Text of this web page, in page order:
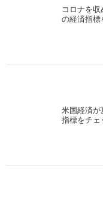
コロナを
の経済指標
米国経済が
指標をチェ